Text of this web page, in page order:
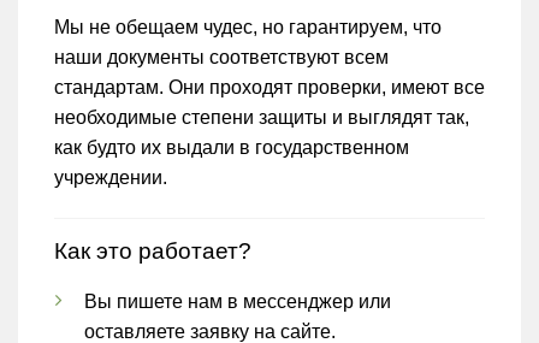
Мы не обещаем чудес, но гарантируем, что
наши документы соответствуют всем
стандартам. Они проходят проверки, имеют все
необходимые степени защиты и выглядят так,
как будто их выдали в государственном
учреждении.
Как это работает?
Вы пишете нам в мессенджер или
оставляете заявку на сайте.